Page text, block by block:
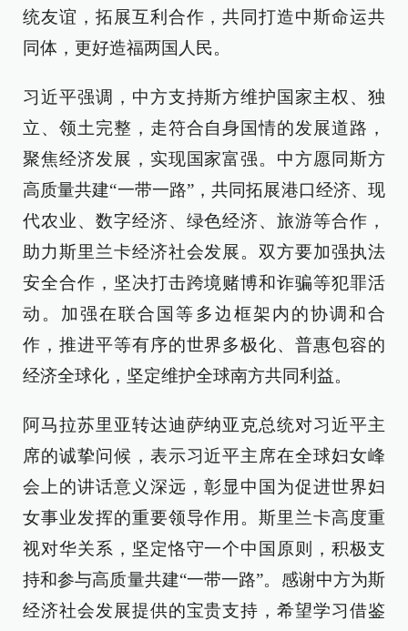
统友谊，拓展互利合作，共同打造中斯命运共
同体，更好造福两国人民。
习近平强调，中方支持斯方维护国家主权、独
立、领土完整，走符合自身国情的发展道路，
聚焦经济发展，实现国家富强。中方愿同斯方
高质量共建“一带一路”，共同拓展港口经济、现
代农业、数字经济、绿色经济、旅游等合作，
助力斯里兰卡经济社会发展。双方要加强执法
安全合作，坚决打击跨境赌博和诈骗等犯罪活
动。加强在联合国等多边框架内的协调和合
作，推进平等有序的世界多极化、普惠包容的
经济全球化，坚定维护全球南方共同利益。
阿马拉苏里亚转达迪萨纳亚克总统对习近平主
席的诚挚问候，表示习近平主席在全球妇女峰
会上的讲话意义深远，彰显中国为促进世界妇
女事业发挥的重要领导作用。斯里兰卡高度重
视对华关系，坚定恪守一个中国原则，积极支
持和参与高质量共建“一带一路”。感谢中方为斯
经济社会发展提供的宝贵支持，希望学习借鉴